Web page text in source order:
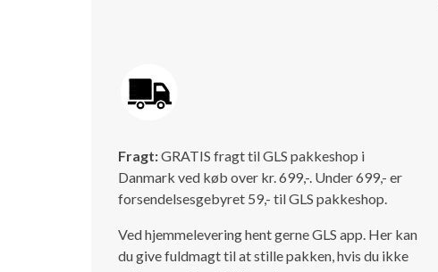
Fragt:GRATIS fragt til GLS pakkeshop i
Danmark ved køb over kr. 699,-. Under 699,- er
forsendelsesgebyret 59,- til GLS pakkeshop.
Ved hjemmelevering hent gerne GLS app. Her kan
du give fuldmagt til at stille pakken, hvis du ikke